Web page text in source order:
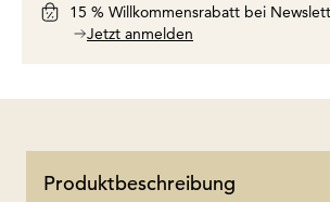
15 % Willkommensrabatt bei
Jetzt anmelden
Produktbeschreibung